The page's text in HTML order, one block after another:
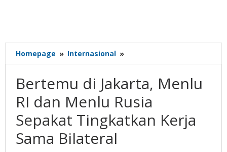
Homepage » Internasional »
di
Menlu
dan
Menlu
Rusia
Bertemu di Jakarta, Menlu
RI dan Menlu Rusia
Sepakat Tingkatkan Kerja
Sama Bilateral